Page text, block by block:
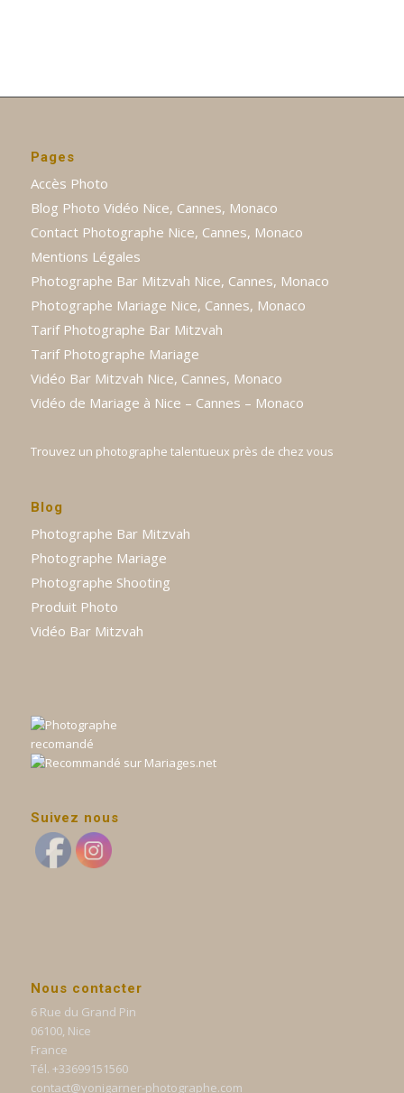
Pages
Accès Photo
Blog Photo Vidéo Nice, Cannes, Monaco
Contact Photographe Nice, Cannes, Monaco
Mentions Légales
Photographe Bar Mitzvah Nice, Cannes, Monaco
Photographe Mariage Nice, Cannes, Monaco
Tarif Photographe Bar Mitzvah
Tarif Photographe Mariage
Vidéo Bar Mitzvah Nice, Cannes, Monaco
Vidéo de Mariage à Nice – Cannes – Monaco
Trouvez un photographe talentueux près de chez vous
Blog
Photographe Bar Mitzvah
Photographe Mariage
Photographe Shooting
Produit Photo
Vidéo Bar Mitzvah
Suivez nous
Nous contacter
6 Rue du Grand Pin
06100, Nice
France
Tél. +33699151560
contact@yonigarner-photographe.com